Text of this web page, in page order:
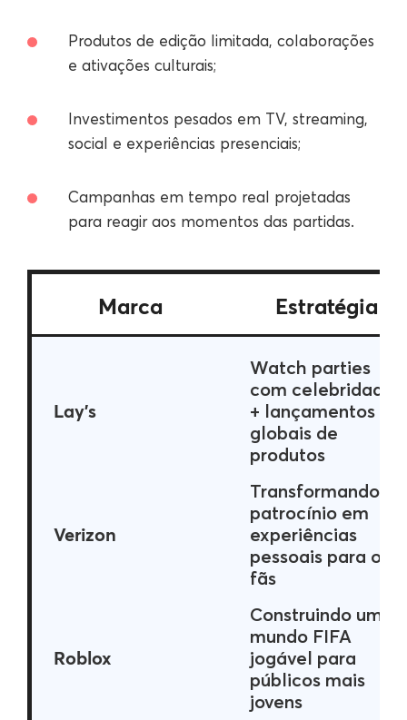
Produtos de edição limitada, colaborações
e ativações culturais;
Investimentos pesados em TV, streaming,
social e experiências presenciais;
Campanhas em tempo real projetadas
para reagir aos momentos das partidas.
Marca Estratégia
Lay’s
Watch parties
com celebridades
+ lançamentos
globais de
produtos
Verizon
Transformando
patrocínio em
experiências
pessoais para os
fãs
Roblox
Construindo um
mundo FIFA
jogável para
públicos mais
jovens